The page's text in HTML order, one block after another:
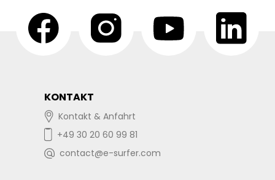
KONTAKT
Kontakt & Anfahrt
+49 30 20 60 99 81
contact@e-surfer.com